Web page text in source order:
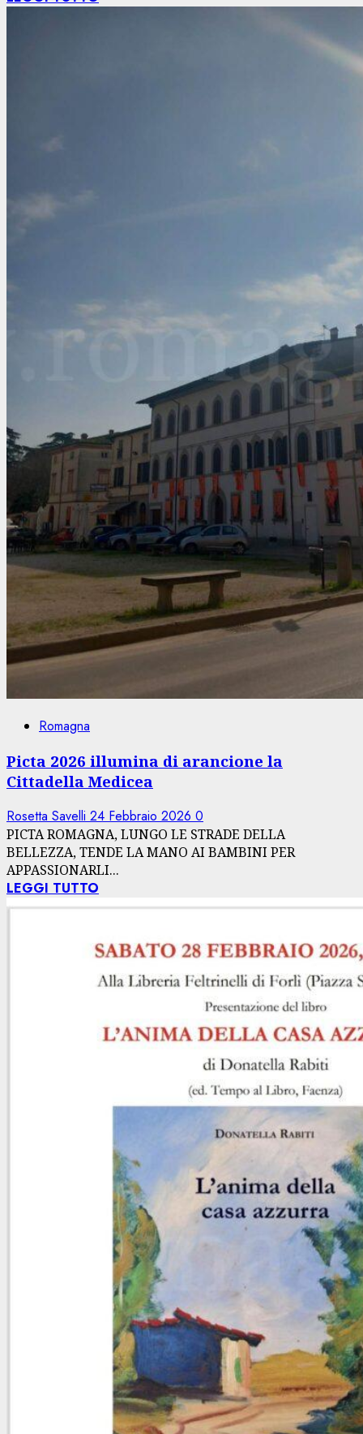
Romagna
Picta 2026 illumina di arancione la
Cittadella Medicea
Rosetta Savelli 24 Febbraio 2026 0
PICTA ROMAGNA, LUNGO LE STRADE DELLA
BELLEZZA, TENDE LA MANO AI BAMBINI PER
APPASSIONARLI...
LEGGI TUTTO